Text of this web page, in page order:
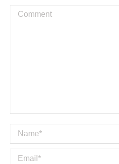
Comment
Name *
Email *